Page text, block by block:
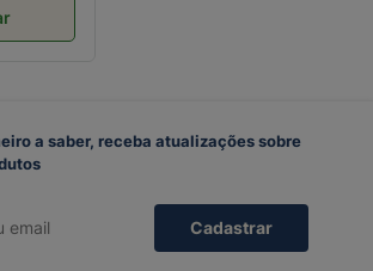
a saber, receba atualizações sobre
Cadastrar